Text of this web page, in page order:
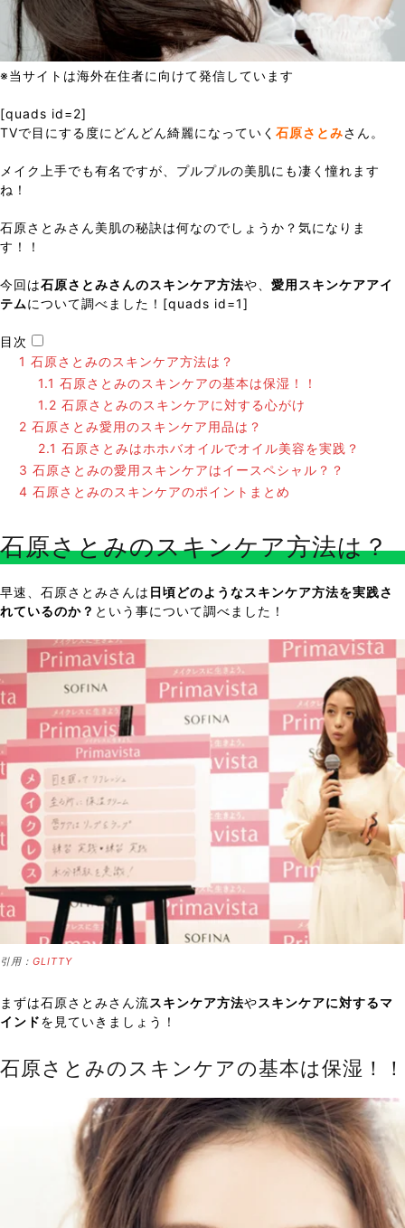
※当サイトは海外在住者に向けて発信しています
[quads id=2]
TVで目にする度にどんどん綺麗になっていく 石原さとみさん。
メイク上手でも有名ですが、プルプルの美肌にも凄く憧れます
ね！
石原さとみさん美肌の秘訣は何なのでしょうか？気になりま
す！！
今回は石原さとみさんのスキンケア方法や、 愛用スキンケアアイ
テムについて調べました！[quads id=1]
目次
1 石原さとみのスキンケア方法は？
1.1 石原さとみのスキンケアの基本は保湿！！
1.2 石原さとみのスキンケアに対する心がけ
2 石原さとみ愛用のスキンケア用品は？
2.1 石原さとみはホホバオイルでオイル美容を実践？
3 石原さとみの愛用スキンケアはイースペシャル？？
4 石原さとみのスキンケアのポイントまとめ
石原さとみのスキンケア方法は？
早速、石原さとみさんは 日頃どのようなスキンケア方法を実践さ
れているのか？ という事について調べました！
引用： GLITTY
まずは石原さとみさん流スキンケア方法やスキンケアに対するマ
インドを見ていきましょう！
石原さとみのスキンケアの基本は保湿！！